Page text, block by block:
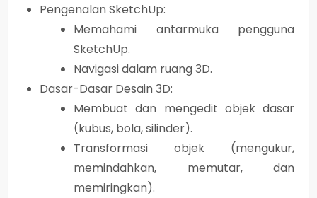
Pengenalan SketchUp:
Memahami antarmuka pengguna
SketchUp.
Navigasi dalam ruang 3D.
Dasar-Dasar Desain 3D:
Membuat dan mengedit objek dasar
(kubus, bola, silinder).
Transformasi objek (mengukur,
memindahkan, memutar, dan
memiringkan).